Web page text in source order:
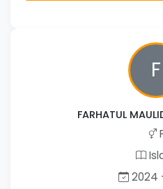
F
FARHATUL
2024